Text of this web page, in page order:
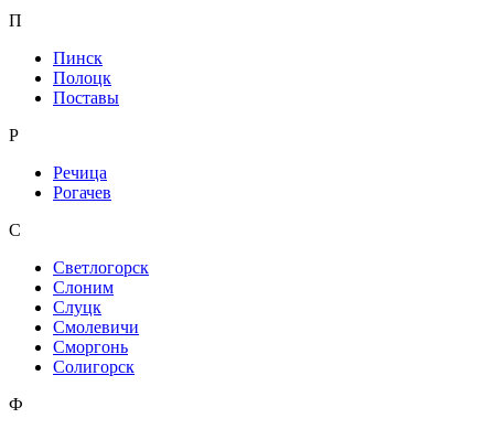
П
Пинск
Полоцк
Поставы
Р
Речица
Рогачев
С
Светлогорск
Слоним
Слуцк
Смолевичи
Сморгонь
Солигорск
Ф